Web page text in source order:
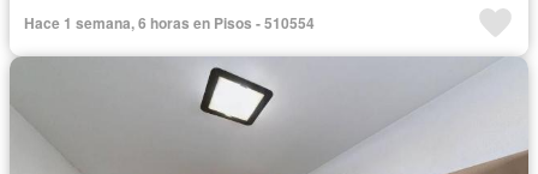
Hace 1 semana, 6 horas en Pisos - 510554